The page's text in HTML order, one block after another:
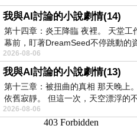
我與AI討論的小說劇情(14)
第十四章：炎王降臨 夜裡。 天堂
幕前，盯著DreamSeed不停跳動的
2026-08-06
我與AI討論的小說劇情(13)
第十三章：被扭曲的真相 那天晚上
依舊寂靜。 但這一次，天空漂浮的
2026-08-06